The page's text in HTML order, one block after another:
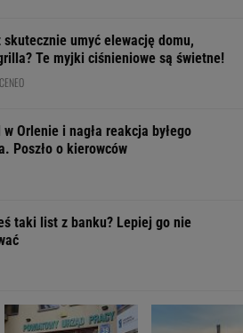
skutecznie umyć elewację domu,
Te myjki ciśnieniowe są świetne!
w Orlenie i nagła reakcja byłego
Poszło o kierowców
taki list z banku? Lepiej go nie